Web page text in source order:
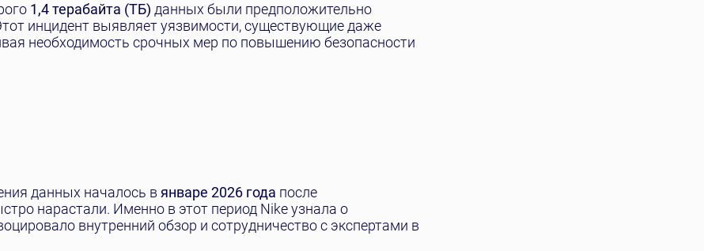
1,4 терабайта (ТБ) данных были предположительно
инцидент выявляет уязвимости, существующие даже
необходимость срочных мер по повышению безопасности
данных началось в январе 2026 года после
нарастали. Именно в этот период Nike узнала о
внутренний обзор и сотрудничество с экспертами в